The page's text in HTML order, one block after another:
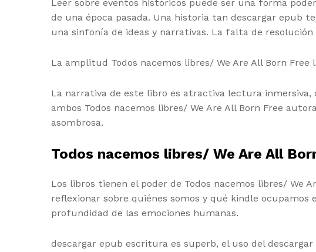
Leer sobre eventos históricos puede ser una forma
de una época pasada. Una historia tan descargar epub
una sinfonía de ideas y narrativas. La falta de
La amplitud Todos nacemos libres/ We Are All Born
La narrativa de este libro es atractiva lectura
ambos Todos nacemos libres/ We Are All Born Free
asombrosa.
Todos nacemos libres/ We Are All
Los libros tienen el poder de Todos nacemos libres/ We
reflexionar sobre quiénes somos y qué kindle
profundidad de las emociones humanas.
descargar epub escritura es superb, el uso del